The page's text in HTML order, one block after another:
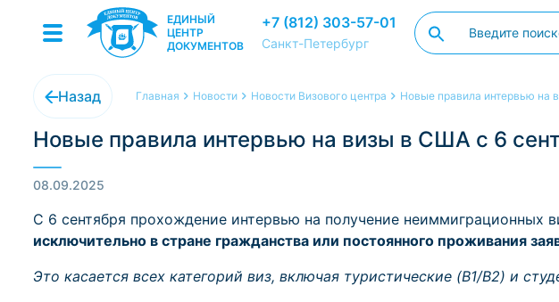
ЕДИНЫЙ
ЦЕНТР
ДОКУМЕНТОВ
+7 (812) 303-57-01
Санкт-Петербург
Назад Главная Новости Новости Визового центра Новые правила интервью на
Новые правила интервью на визы в США с 6
08.09.2025
С 6 сентября прохождение интервью на получение неиммиграционных
исключительно в стране гражданства или постоянного проживания
Это касается всех категорий виз, включая туристические (B1/B2) и